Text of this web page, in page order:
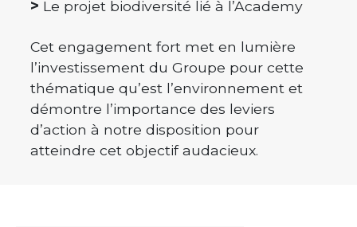
> Le projet biodiversité lié à l’Academy
Cet engagement fort met en lumière
l’investissement du Groupe pour cette
thématique qu’est l’environnement et
démontre l’importance des leviers
d’action à notre disposition pour
atteindre cet objectif audacieux.